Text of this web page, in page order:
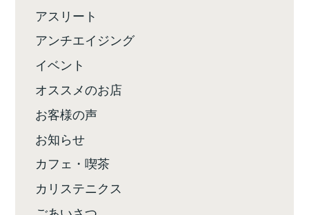
アスリート
アンチエイジング
イベント
オススメのお店
お客様の声
お知らせ
カフェ・喫茶
カリステニクス